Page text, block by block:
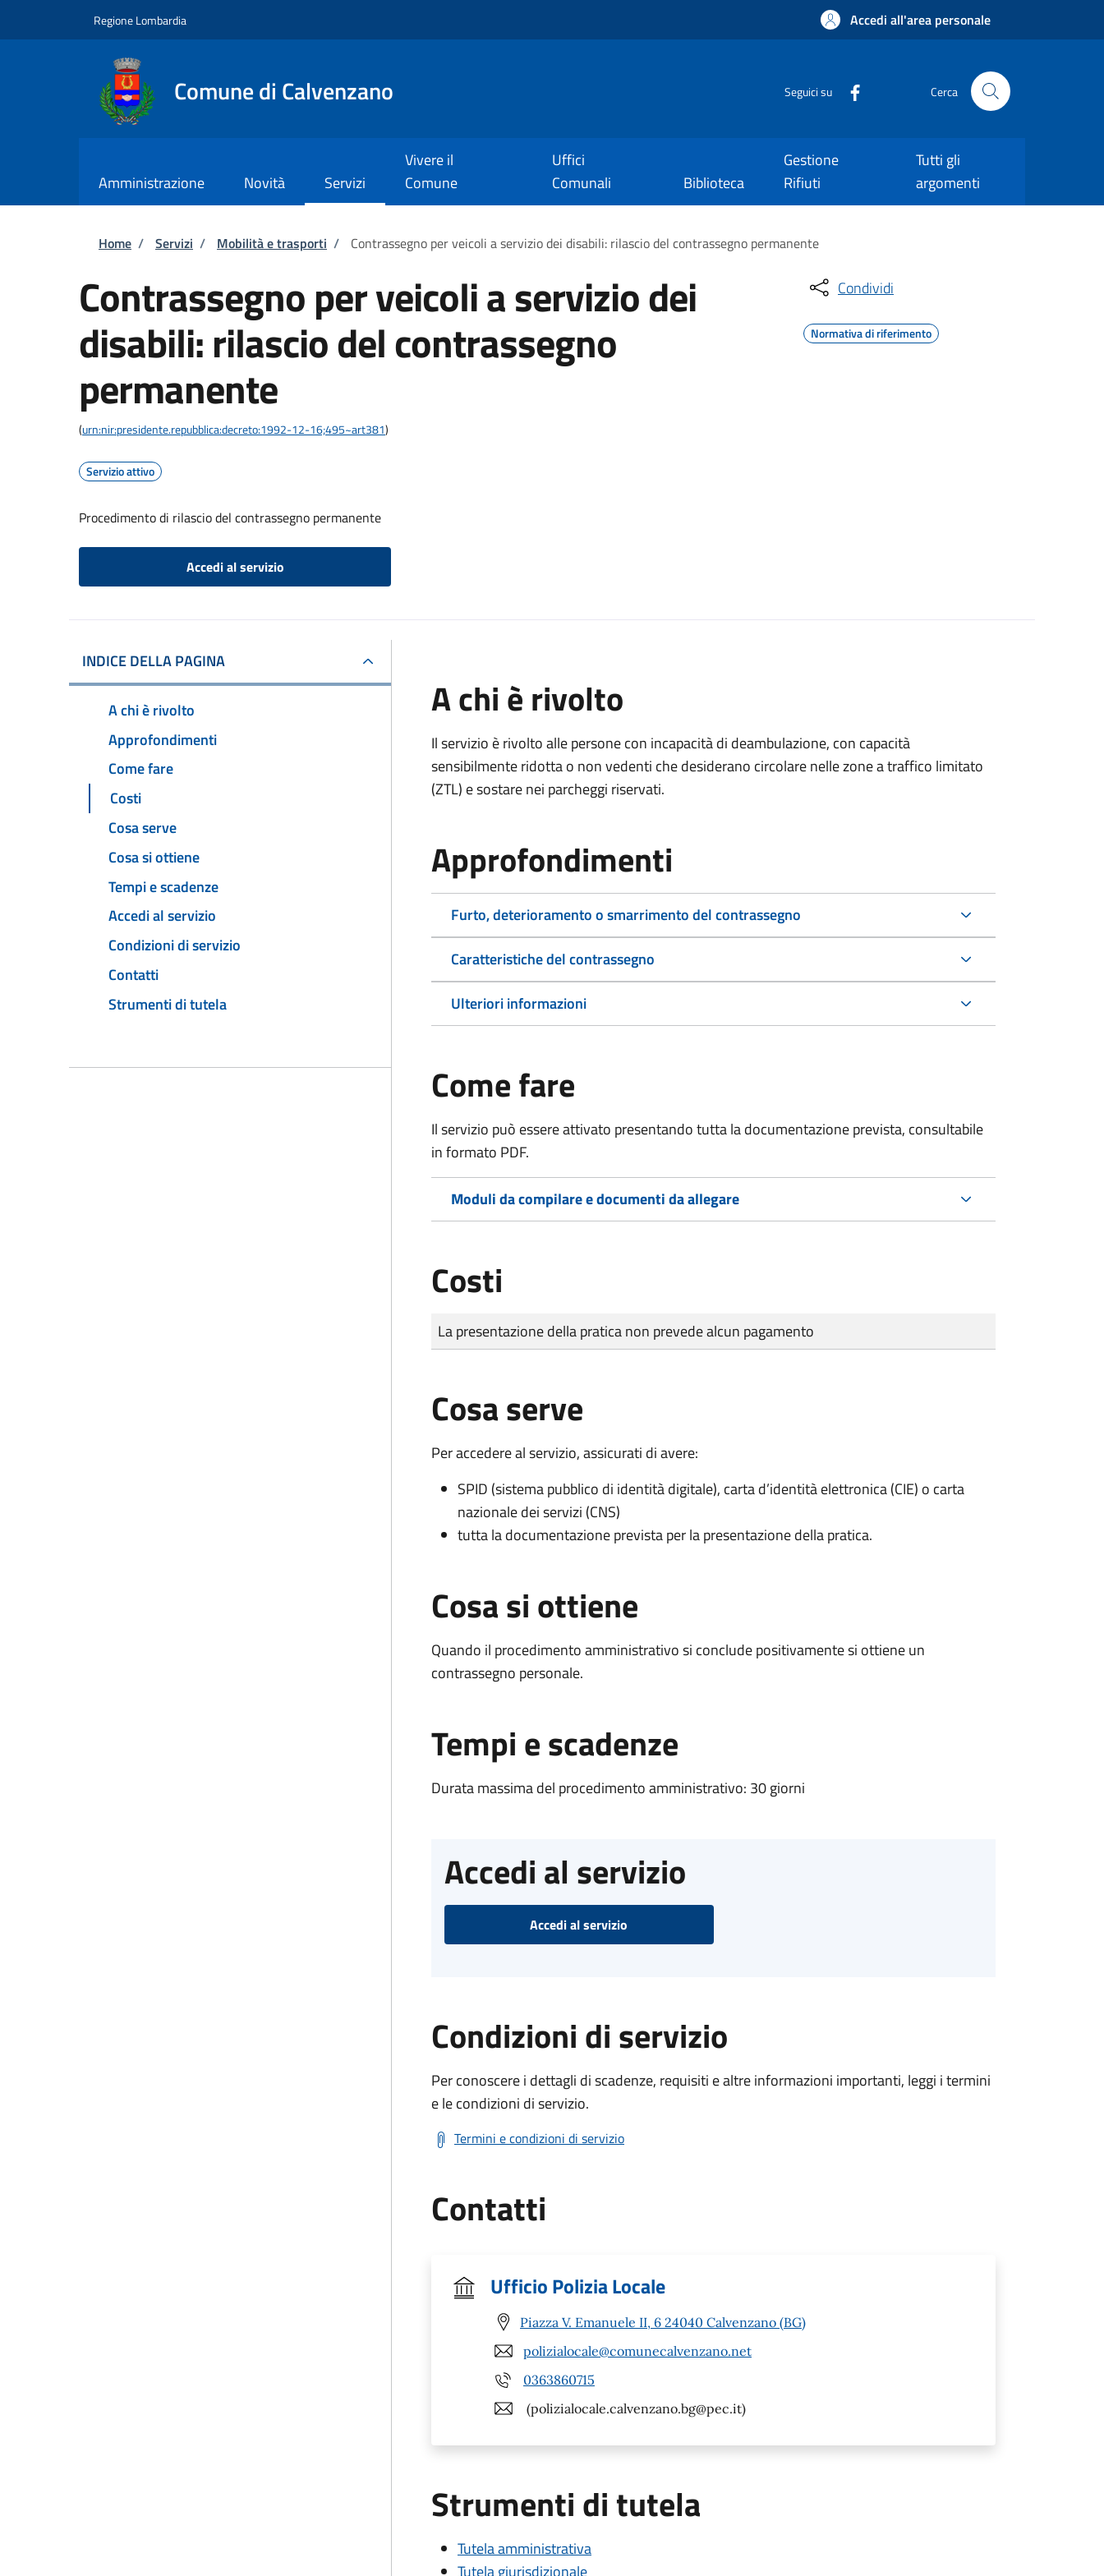
Regione Lombardia Accedi all'area personale
Comune di Calvenzano Seguici su Cerca
Amministrazione Novità Servizi
Vivere il
Comune
Uffici
Comunali
Biblioteca
Gestione
Rifiuti
Tutti gli
argomenti
Briciole di pane
Home / Servizi / Mobilità e trasporti / Contrassegno per veicoli a servizio dei disabili: rilascio del contrassegno permanente
Contrassegno per veicoli a servizio dei
disabili: rilascio del contrassegno
permanente
(urn:nir:presidente.repubblica:decreto:1992-12-16;495~art381)
Servizio attivo
Procedimento di rilascio del contrassegno permanente
Accedi al servizio
Condividi
Normativa di riferimento
INDICE DELLA PAGINA
A chi è rivolto
Approfondimenti
Come fare
Costi
Cosa serve
Cosa si ottiene
Tempi e scadenze
Accedi al servizio
Condizioni di servizio
Contatti
Strumenti di tutela
A chi è rivolto
Il servizio è rivolto alle persone con incapacità di deambulazione, con capacità
sensibilmente ridotta o non vedenti che desiderano circolare nelle zone a traffico limitato
(ZTL) e sostare nei parcheggi riservati.
Approfondimenti
Furto, deterioramento o smarrimento del contrassegno
Caratteristiche del contrassegno
Ulteriori informazioni
Come fare
Il servizio può essere attivato presentando tutta la documentazione prevista, consultabile
in formato PDF.
Moduli da compilare e documenti da allegare
Costi
Tipo di pagamento
Importo
La presentazione della pratica non prevede alcun pagamento
Cosa serve
Per accedere al servizio, assicurati di avere:
SPID (sistema pubblico di identità digitale), carta d’identità elettronica (CIE) o carta
nazionale dei servizi (CNS)
tutta la documentazione prevista per la presentazione della pratica.
Cosa si ottiene
Quando il procedimento amministrativo si conclude positivamente si ottiene un
contrassegno personale.
Tempi e scadenze
Durata massima del procedimento amministrativo: 30 giorni
Accedi al servizio
Accedi al servizio
Condizioni di servizio
Per conoscere i dettagli di scadenze, requisiti e altre informazioni importanti, leggi i termini
e le condizioni di servizio.
Termini e condizioni di servizio
Contatti
Ufficio Polizia Locale
Piazza V. Emanuele II, 6 24040 Calvenzano (BG)
polizialocale@comunecalvenzano.net
0363860715
(polizialocale.calvenzano.bg@pec.it)
Strumenti di tutela
Tutela amministrativa
Tutela giurisdizionale